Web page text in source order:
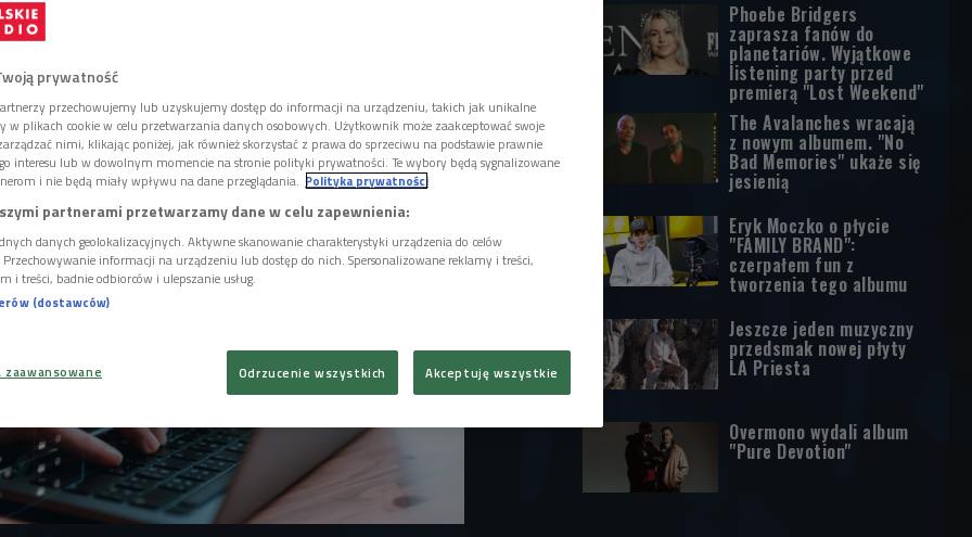
rozwija się z każdym dniem. Do
scenariuszy jeszcze daleko,
postęp technologiczny może niepokoić.
nowe narzędzie firmy xAI, należącej do
Phoebe Bridgers
zaprasza fanów do
planetariów. Wyjątkowe
listening party przed
premierą "Lost Weekend"
The Avalanches wracają
z nowym albumem. "No
Bad Memories" ukaże się
jesienią
Eryk Moczko o płycie
"FAMILY BRAND":
czerpałem fun z
tworzenia tego albumu
Jeszcze jeden muzyczny
przedsmak nowej płyty
LA Priesta
Overmono wydali album
"Pure Devotion"
prywatność
przechowujemy lub uzyskujemy dostęp do informacji na urządzeniu, takich jak unikalne
w plikach cookie w celu przetwarzania danych osobowych. Użytkownik może zaakceptować swoje
nimi, klikając poniżej, jak również skorzystać z prawa do sprzeciwu na podstawie prawnie
interesu lub w dowolnym momencie na stronie polityki prywatności. Te wybory będą sygnalizowane
i nie będą miały wpływu na dane przeglądania. Polityka prywatności
partnerami przetwarzamy dane w celu zapewnienia:
danych geolokalizacyjnych. Aktywne skanowanie charakterystyki urządzenia do celów
informacji na urządzeniu lub dostęp do nich. Spersonalizowane reklamy i treści,
i treści, badnie odbiorców i ulepszanie usług.
(dostawców)
Odrzucenie wszystkich Akceptuję wszystkie